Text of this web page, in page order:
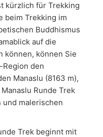
kürzlich für Trekking
beim Trekking im
Buddhismus
auf die
können, können Sie
den
Manaslu (8163 m),
Runde Trek
und malerischen
Trek beginnt mit